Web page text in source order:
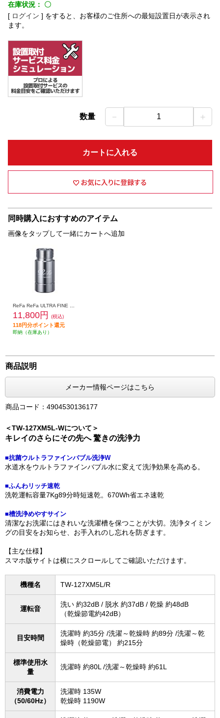
在庫状況： 〇
[ ログイン ] をすると、お客様のご住所への最短設置日が表示され
ます。
数量 － 1 ＋
カートに入れる
同時購入におすすめのアイテム
画像をタップして一緒にカートへ追加
11,800円 (税込)
118円分ポイント還元
即納（在庫あり）
商品説明
メーカー情報ページはこちら
商品コード：4904530136177
＜TW-127XM5L-Wについて＞
キレイのさらにその先へ 驚きの洗浄力
■抗菌ウルトラファインバブル洗浄W
水道水をウルトラファインバブル水に変えて洗浄効果を高める。
■ふんわリッチ速乾
洗乾運転容量7Kg89分時短速乾。670Wh省エネ速乾
■槽洗浄めやすサイン
清潔なお洗濯にはきれいな洗濯槽を保つことが大切。洗浄タイミン
グの目安をお知らせ、お手入れのし忘れを防ぎます。
【主な仕様】
スマホ版サイトは横にスクロールしてご確認いただけます。
機種名 TW-127XM5L/R
運転音
洗い 約32dB / 脱水 約37dB / 乾燥 約48dB
（乾燥節電約42dB）
目安時間
洗濯時 約35分 /洗濯～乾燥時 約89分 /洗濯～乾
燥時（乾燥節電） 約215分
標準使用水
量
洗濯時 約80L /洗濯～乾燥時 約61L
消費電力
（50/60Hz）
洗濯時 135W
乾燥時 1190W